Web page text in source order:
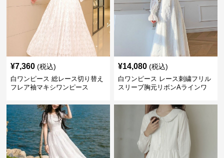
¥7,360 (税込)
白ワンピース 総レース切り替え
フレア袖マキシワンピース
¥14,080 (税込)
白ワンピース レース刺繍フリル
スリーブ胸元リボンAラインワ